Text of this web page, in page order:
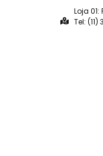
Loja 01:
Tel: